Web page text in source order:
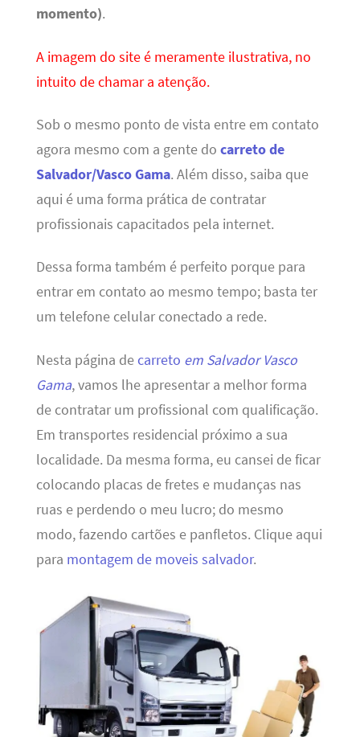
momento).
A imagem do site é meramente ilustrativa, no
intuito de chamar a atenção.
Sob o mesmo ponto de vista entre em contato
agora mesmo com a gente do carreto de
Salvador/Vasco Gama. Além disso, saiba que
aqui é uma forma prática de contratar
profissionais capacitados pela internet.
Dessa forma também é perfeito porque para
entrar em contato ao mesmo tempo; basta ter
um telefone celular conectado a rede.
Nesta página decarreto em Salvador Vasco
Gama, vamos lhe apresentar a melhor forma
de contratar um profissional com qualificação.
Em transportes residencial próximo a sua
localidade. Da mesma forma, eu cansei de ficar
colocando placas de fretes e mudanças nas
ruas e perdendo o meu lucro; do mesmo
modo, fazendo cartões e panfletos. Clique aqui
para montagem de moveis salvador.